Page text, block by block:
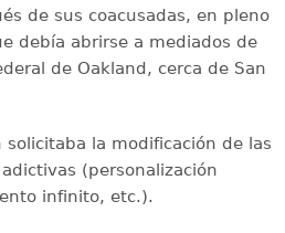
de sus coacusadas, en pleno
debía abrirse a mediados de
de Oakland, cerca de San
la modificación de las
(personalización
infinito, etc.).